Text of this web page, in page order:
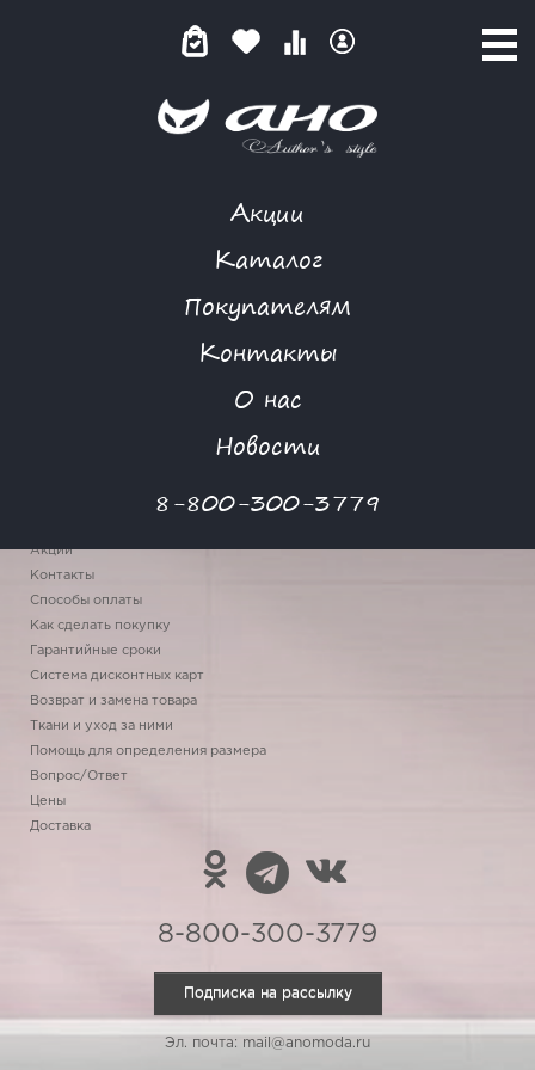
Акции
Каталог
Покупателям
Контакты
О нас
Новости
8-800-300-3779
КОМБИНЕЗОН
Акции
Контакты
Способы оплаты
Как сделать покупку
Гарантийные сроки
Система дисконтных карт
Возврат и замена товара
Ткани и уход за ними
Помощь для определения размера
Вопрос/Ответ
Цены
Доставка
8-800-300-3779
Подписка на рассылку
Эл. почта: mail@anomoda.ru